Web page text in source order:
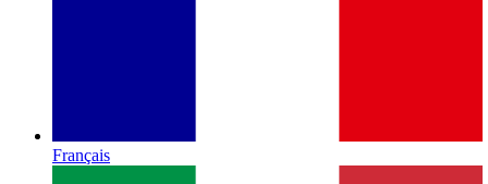
Français